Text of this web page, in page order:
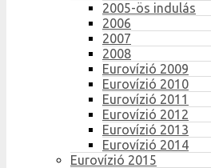
2005-ös indulás
2006
2007
2008
Eurovízió 2009
Eurovízió 2010
Eurovízió 2011
Eurovízió 2012
Eurovízió 2013
Eurovízió 2014
Eurovízió 2015